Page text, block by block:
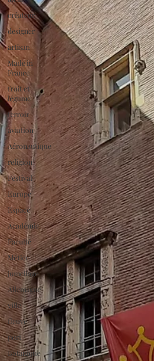
créateur
designer
artisan
Made in
France
fruit et
légume
terroir
aviation
Aéronautique
religion
Festival
Europe
Espace
Académie
Faculté
Métier
jumellage
Allemagne
ville
fleuve
port
Botanique